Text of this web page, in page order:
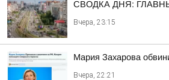
СВОДКА ДНЯ:
Вчера, 23:15
Мария Захарова
Вчера, 22:21